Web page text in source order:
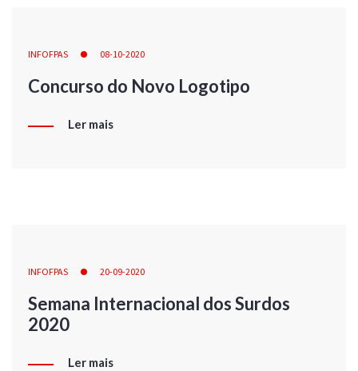
INFOFPAS 08-10-2020
Concurso do Novo Logotipo
Ler mais
INFOFPAS 20-09-2020
Semana Internacional dos Surdos
2020
Ler mais